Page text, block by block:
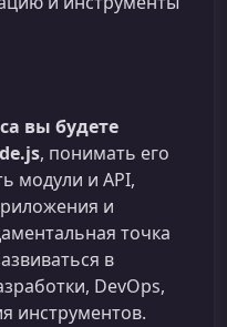
вы будете
, понимать его
модули и API,
и
точка
в
DevOps,
инструментов.